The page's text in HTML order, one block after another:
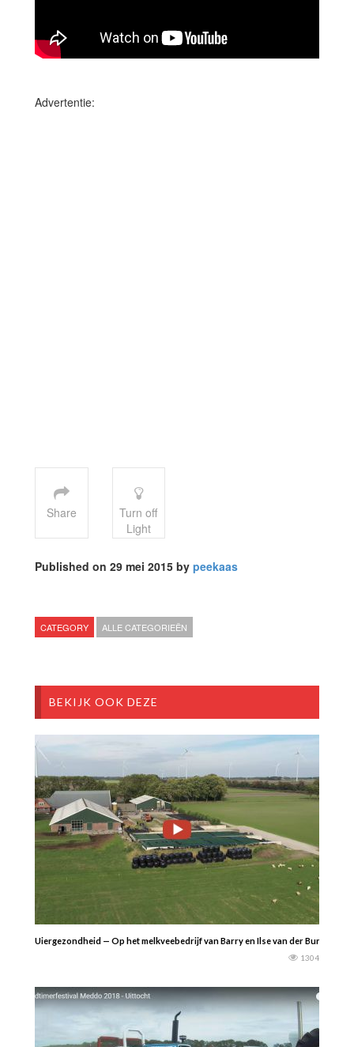
Advertentie:
Share
Turn off
Light
Published on 29 mei 2015 by peekaas
CATEGORY ALLE CATEGORIEËN
BEKIJK OOK DEZE
Uiergezondheid — Op het melkveebedrijf van Barry en Ilse van der Burg in
1304